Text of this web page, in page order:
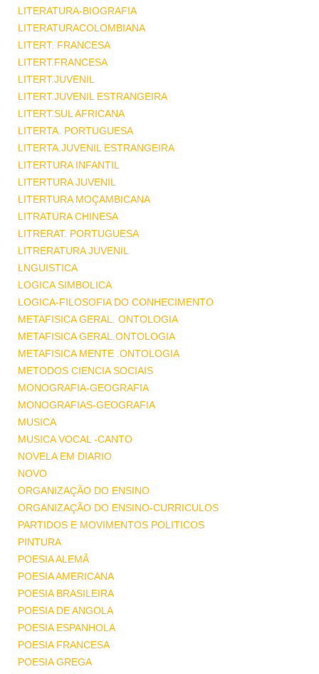
LITERATURA-BIOGRAFIA
LITERATURACOLOMBIANA
LITERT. FRANCESA
LITERT.FRANCESA
LITERT.JUVENIL
LITERT.JUVENIL ESTRANGEIRA
LITERT.SUL AFRICANA
LITERTA. PORTUGUESA
LITERTA.JUVENIL ESTRANGEIRA
LITERTURA INFANTIL
LITERTURA JUVENIL
LITERTURA MOÇAMBICANA
LITRATURA CHINESA
LITRERAT. PORTUGUESA
LITRERATURA JUVENIL
LNGUISTICA
LOGICA SIMBOLICA
LOGICA-FILOSOFIA DO CONHECIMENTO
METAFISICA GERAL. ONTOLOGIA
METAFISICA GERAL.ONTOLOGIA
METAFISICA MENTE .ONTOLOGIA
METODOS CIENCIA SOCIAIS
MONOGRAFIA-GEOGRAFIA
MONOGRAFIAS-GEOGRAFIA
MUSICA
MUSICA VOCAL -CANTO
NOVELA EM DIARIO
NOVO
ORGANIZAÇÃO DO ENSINO
ORGANIZAÇÃO DO ENSINO-CURRICULOS
PARTIDOS E MOVIMENTOS POLITICOS
PINTURA
POESIA ALEMÃ
POESIA AMERICANA
POESIA BRASILEIRA
POESIA DE ANGOLA
POESIA ESPANHOLA
POESIA FRANCESA
POESIA GREGA